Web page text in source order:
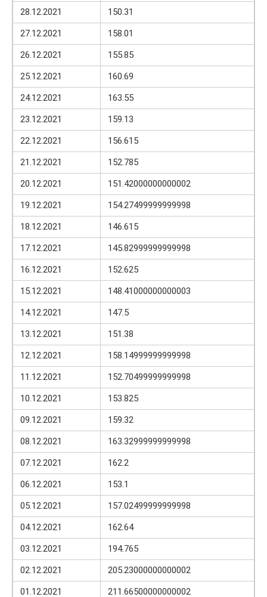
28.12.2021
150.31
27.12.2021
158.01
26.12.2021
155.85
25.12.2021
160.69
24.12.2021
163.55
23.12.2021
159.13
22.12.2021
156.615
21.12.2021
152.785
20.12.2021
151.42000000000002
19.12.2021
154.27499999999998
18.12.2021
146.615
17.12.2021
145.82999999999998
16.12.2021
152.625
15.12.2021
148.41000000000003
14.12.2021
147.5
13.12.2021
151.38
12.12.2021
158.14999999999998
11.12.2021
152.70499999999998
10.12.2021
153.825
09.12.2021
159.32
08.12.2021
163.32999999999998
07.12.2021
162.2
06.12.2021
153.1
05.12.2021
157.02499999999998
04.12.2021
162.64
03.12.2021
194.765
02.12.2021
205.23000000000002
01.12.2021
211.66500000000002